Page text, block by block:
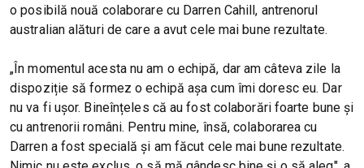
o posibilă nouă colaborare cu Darren Cahill, antrenorul
australian alături de care a avut cele mai bune rezultate.
„În momentul acesta nu am o echipă, dar am câteva zile la
dispoziție să formez o echipă așa cum îmi doresc eu. Dar
nu va fi ușor. Bineînțeles că au fost colaborări foarte bune și
cu antrenorii români. Pentru mine, însă, colaborarea cu
Darren a fost specială și am făcut cele mai bune rezultate.